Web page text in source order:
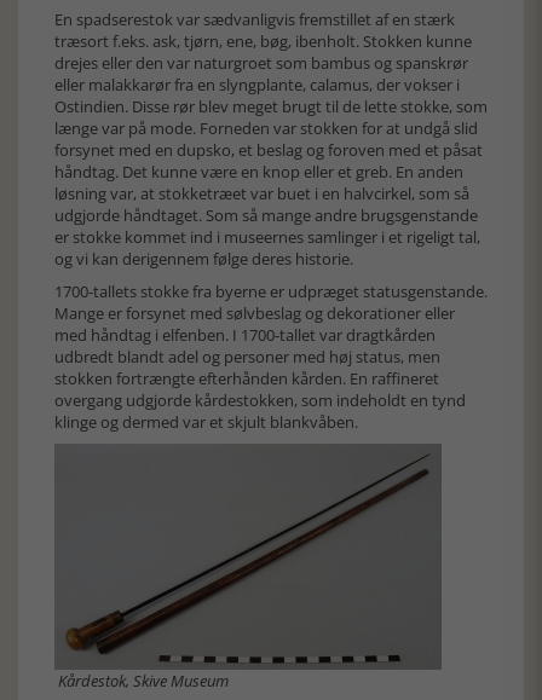
En spadserestok var sædvanligvis fremstillet af en stærk
træsort f.eks. ask, tjørn, ene, bøg, ibenholt. Stokken kunne
drejes eller den var naturgroet som bambus og spanskrør
eller malakkarør fra en slyngplante, calamus, der vokser i
Ostindien. Disse rør blev meget brugt til de lette stokke, som
længe var på mode. Forneden var stokken for at undgå slid
forsynet med en dupsko, et beslag og foroven med et påsat
håndtag. Det kunne være en knop eller et greb. En anden
løsning var, at stokketræet var buet i en halvcirkel, som så
udgjorde håndtaget. Som så mange andre brugsgenstande
er stokke kommet ind i museernes samlinger i et rigeligt tal,
og vi kan derigennem følge deres historie.
1700-tallets stokke fra byerne er udpræget statusgenstande.
Mange er forsynet med sølvbeslag og dekorationer eller
med håndtag i elfenben. I 1700-tallet var dragtkården
udbredt blandt adel og personer med høj status, men
stokken fortrængte efterhånden kården. En raffineret
overgang udgjorde kårdestokken, som indeholdt en tynd
klinge og dermed var et skjult blankvåben.
Kårdestok, Skive Museum